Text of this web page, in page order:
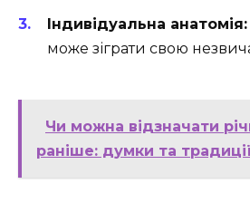
Індивідуальна анатомія:
може зіграти свою
Чи можна відзначати
раніше: думки та